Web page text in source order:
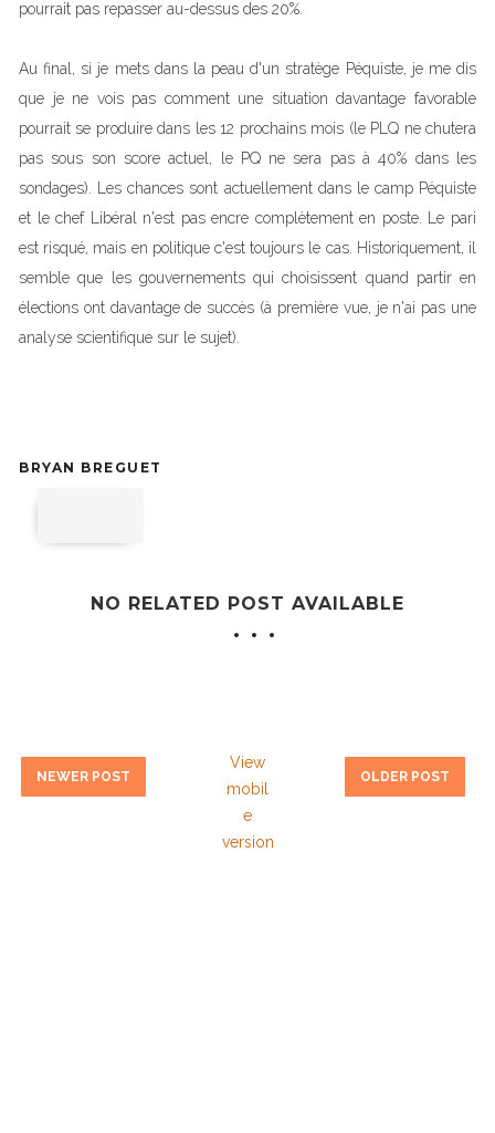
pourrait pas repasser au-dessus des 20%.
Au final, si je mets dans la peau d'un stratège Péquiste, je me dis
que je ne vois pas comment une situation davantage favorable
pourrait se produire dans les 12 prochains mois (le PLQ ne chutera
pas sous son score actuel, le PQ ne sera pas à 40% dans les
sondages). Les chances sont actuellement dans le camp Péquiste
et le chef Libéral n'est pas encre complètement en poste. Le pari
est risqué, mais en politique c'est toujours le cas. Historiquement, il
semble que les gouvernements qui choisissent quand partir en
élections ont davantage de succès (à première vue, je n'ai pas une
analyse scientifique sur le sujet).
BRYAN BREGUET
NO RELATED POST AVAILABLE
NEWER POST OLDER POST
View
mobil
e
version